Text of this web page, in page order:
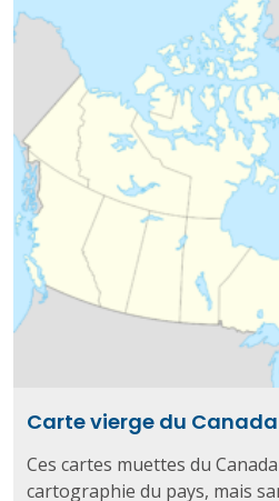
Carte vierge du Canada
Ces cartes muettes du
cartographie du pays, mais